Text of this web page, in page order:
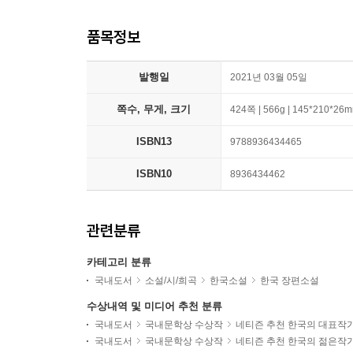
품목정보
발행일 2021년 03월 05일
쪽수, 무게, 크기 424쪽 | 566g |
ISBN13 9788936434465
ISBN10 8936434462
관련분류
카테고리 분류
국내도서 소설/시/희곡 한국소설 한국 장편소설
수상내역 및 미디어 추천 분류
국내도서 국내문학상 수상작
네티즌 추천 한국의 대표작
국내도서
국내문학상 수상작 네티즌 추천 한국의 젊은작